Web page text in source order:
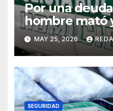
Por una
hombre mató
víctima en la
Paz
MAY 25, 2026
SEGURIDAD